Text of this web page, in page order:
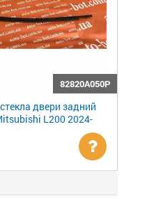
82820A050P
двери задний
L200 2024-
цену